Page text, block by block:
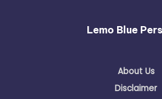
Lemo Blue
About Us
Disclaimer